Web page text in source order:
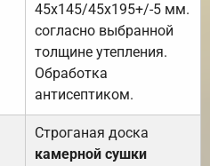
45х145/45х195+/-5 мм.
согласно выбранной
толщине утепления.
Обработка
антисептиком.
Строганая доска
камерной сушки